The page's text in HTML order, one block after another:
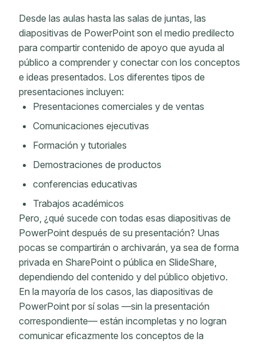
Desde las aulas hasta las salas de juntas, las
diapositivas de PowerPoint son el medio predilecto
para compartir contenido de apoyo que ayuda al
público a comprender y conectar con los conceptos
e ideas presentados. Los diferentes tipos de
presentaciones incluyen:
Presentaciones comerciales y de ventas
Comunicaciones ejecutivas
Formación y tutoriales
Demostraciones de productos
conferencias educativas
Trabajos académicos
Pero, ¿qué sucede con todas esas diapositivas de
PowerPoint después de su presentación? Unas
pocas se compartirán o archivarán, ya sea de forma
privada en SharePoint o pública en SlideShare,
dependiendo del contenido y del público objetivo.
En la mayoría de los casos, las diapositivas de
PowerPoint por sí solas —sin la presentación
correspondiente— están incompletas y no logran
comunicar eficazmente los conceptos de la